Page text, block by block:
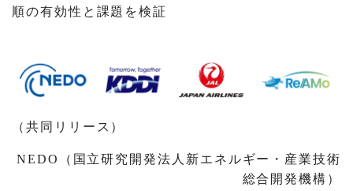
順の有効性と課題を検証
（共同リリース）
NEDO（国立研究開発法人新エネルギー・産業技術
総合開発機構）